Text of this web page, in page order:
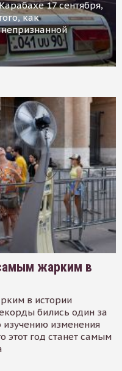
17 сентября,
как
жарким в
в истории
бились один за
изучению изменения
этот год станет самым